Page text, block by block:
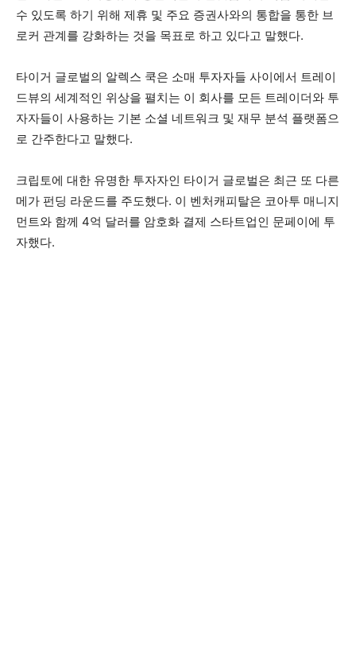
수 있도록 하기 위해 제휴 및 주요 증권사와의 통합을 통한 브
로커 관계를 강화하는 것을 목표로 하고 있다고 말했다.
타이거 글로벌의 알렉스 쿡은 소매 투자자들 사이에서 트레이
드뷰의 세계적인 위상을 펼치는 이 회사를 모든 트레이더와 투
자자들이 사용하는 기본 소셜 네트워크 및 재무 분석 플랫폼으
로 간주한다고 말했다.
크립토에 대한 유명한 투자자인 타이거 글로벌은 최근 또 다른
메가 펀딩 라운드를 주도했다. 이 벤처캐피탈은 코아투 매니지
먼트와 함께 4억 달러를 암호화 결제 스타트업인 문페이에 투
자했다.